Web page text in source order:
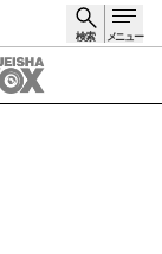
検索 メニュー